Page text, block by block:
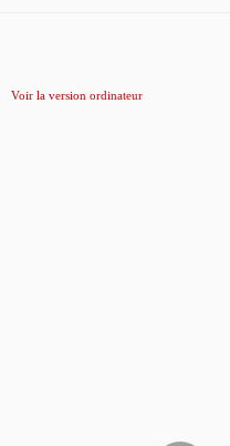
Voir la version ordinateur